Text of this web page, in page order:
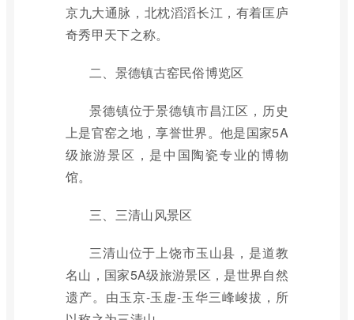
京九大通脉，北枕滔滔长江，有着匡庐
奇秀甲天下之称。
二、景德镇古窑民俗博览区
景德镇位于景德镇市昌江区，历史
上是官窑之地，享誉世界。他是国家5A
级旅游景区，是中国陶瓷专业的博物
馆。
三、三清山风景区
三清山位于上饶市玉山县，是道教
名山，国家5A级旅游景区，是世界自然
遗产。由玉京-玉虚-玉华三峰峻拔，所